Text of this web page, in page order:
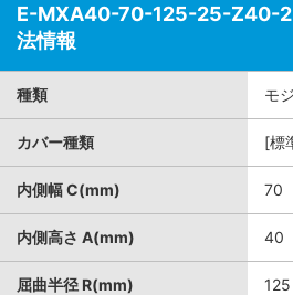
E-MXA40-70-125-25-Z40-
法情報
種類 モ
カバー種類 [標
内側幅 C(mm) 70
内側高さ A(mm) 40
屈曲半径 R(mm) 125